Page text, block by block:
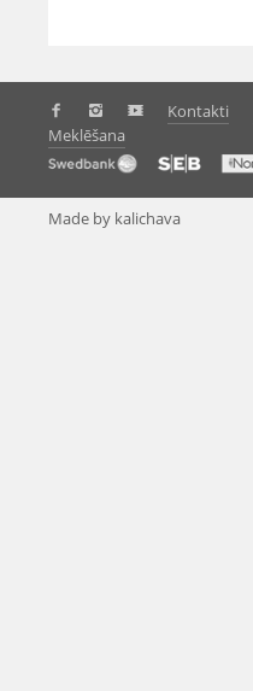
Kontakti
Meklēšana
Made by kalichava